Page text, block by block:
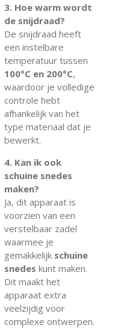
3. Hoe warm wordt
de snijdraad?
De snijdraad heeft
een instelbare
temperatuur tussen
100°C en 200°C,
waardoor je volledige
controle hebt
afhankelijk van het
type materiaal dat je
bewerkt.
4. Kan ik ook
schuine snedes
maken?
Ja, dit apparaat is
voorzien van een
verstelbaar zadel
waarmee je
gemakkelijk schuine
snedes kunt maken.
Dit maakt het
apparaat extra
veelzijdig voor
complexe ontwerpen.